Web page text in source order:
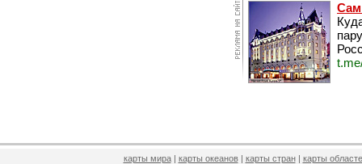
карты мира| карты океанов| карты стран| карты